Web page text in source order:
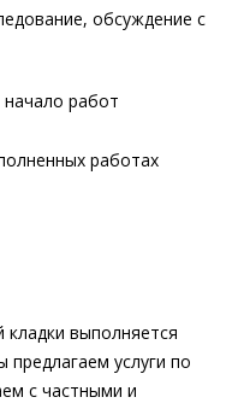
обсуждение с
работ
работах
кладки выполняется
услуги по
с частными и